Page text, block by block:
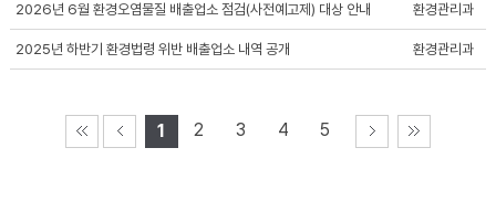
2026년 6월 환경오염물질 배출업소 점검(사전예고제) 대상 안내 환경관리과
2025년 하반기 환경법령 위반 배출업소 내역 공개 환경관리과
1 2 3 4 5